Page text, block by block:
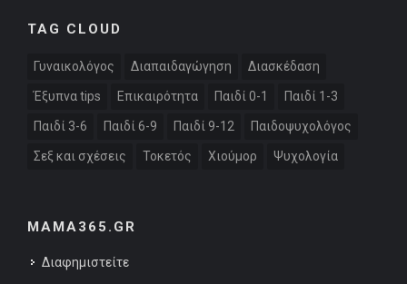
TAG CLOUD
Γυναικολόγος Διαπαιδαγώγηση Διασκέδαση
Έξυπνα tips Επικαιρότητα Παιδί 0-1 Παιδί 1-3
Παιδί 3-6 Παιδί 6-9 Παιδί 9-12 Παιδοψυχολόγος
Σεξ και σχέσεις Τοκετός Χιούμορ Ψυχολογία
MAMA365.GR
Διαφημιστείτε